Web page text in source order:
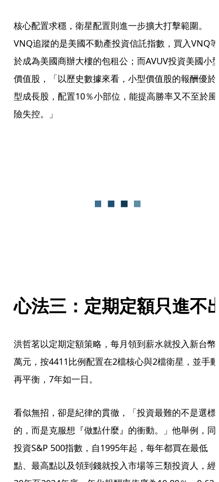
核心配置求穩，衛星配置則進一步擴大打擊範圍。
VNQ追蹤的是美國不動產投資信託指數，買入VNQ等
於成為美國商辦大樓的包租公；而AVUV投資美國小
價值股，「以歷史數據來看，小型價值股的報酬優於
型成長股，配置10％小部位，能提高勝率又不至於風
險失控。」
心法三：定期定額只進不
洪哲茗以定期定額策略，每月領到薪水就投入新台幣
萬元，按4411比例配置在2檔核心與2檔衛星，並手動
再平衡，7年如一日。
看似無招，卻是紀律的貫徹，「投資最難的不是選標
的，而是克服想『做點什麼』的衝動。」他舉例，同
投資S&P 500指數，自1995年起，每年都買在最低
點、最高點以及領到錢就投入市場等三類投資人，經